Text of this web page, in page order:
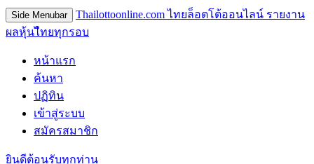
Side Menubar
Thailottoonline.com ไทยล็อตโต้ออนไลน์ รายงาน
ผลหุ้นไืทยทุกรอบ
หน้าแรก
ค้นหา
ปฏิทิน
เข้าสู่ระบบ
สมัครสมาชิก
ยินดีต้อนรับทุกท่าน